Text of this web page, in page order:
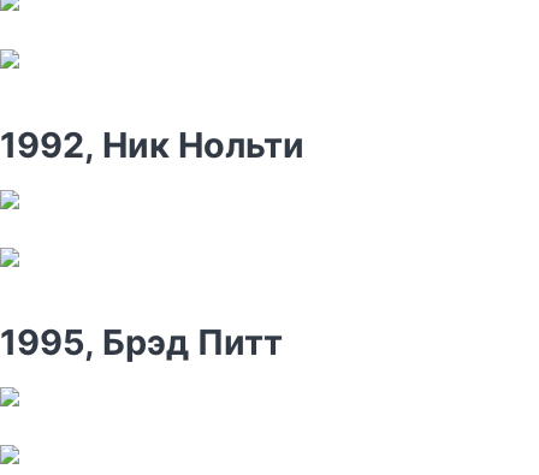
1992, Ник Нольти
1995, Брэд Питт